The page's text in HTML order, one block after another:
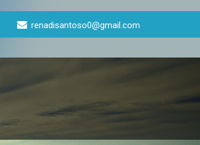
renadisantoso0@gmail.com